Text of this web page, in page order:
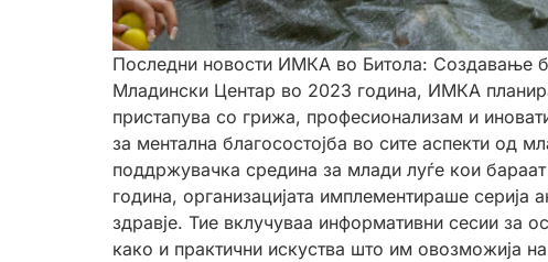
Последни новости ИМКА во Битола: Создавање
Mладински Центар во 2023 година, ИМКА
пристапува со грижа, професионализам и
за ментална благосостојба во сите аспекти од
поддржувачка средина за млади луѓе кои
година, организацијата имплементираше серија
здравје. Тие вклучуваа информативни сесии за
како и практични искуства што им овозможија